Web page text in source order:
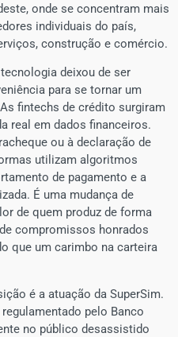
onde se concentram mais
individuais do país,
construção e comércio.
deixou de ser
para se tornar um
fintechs de crédito surgiram
real em dados financeiros.
ou à declaração de
utilizam algoritmos
de pagamento e a
É uma mudança de
de quem produz de forma
compromissos honrados
que um carimbo na carteira
é a atuação da SuperSim.
pelo Banco
no público desassistido